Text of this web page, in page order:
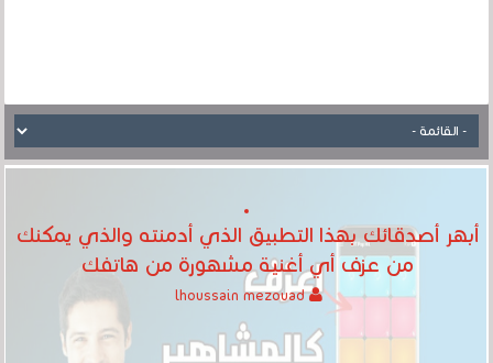
أبهر أصدقائك بهذا التطبيق الذي أدمنته والذي يمكنك
من عزف أي أغنية مشهورة من هاتفك
lhoussain mezouad